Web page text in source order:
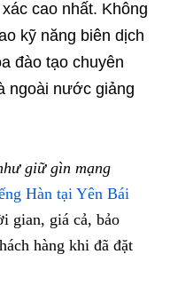
cao nhất. Không
kỹ năng biên dịch
đào tạo chuyên
ngoài nước giảng
giữ gìn mạng
Hàn tại Yên Bái
gian, giá cả, bảo
hàng khi đã đặt